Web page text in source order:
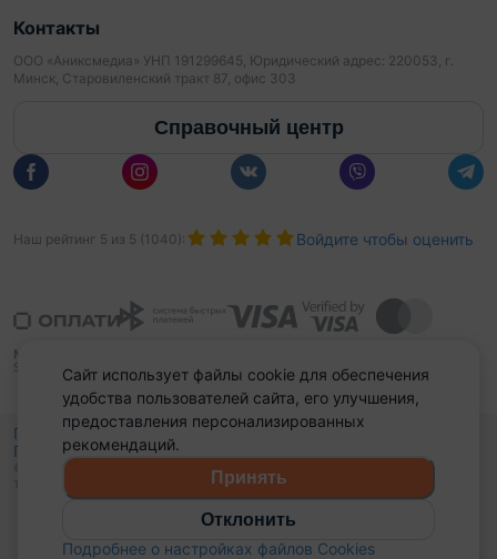
Контакты
ООО «Аниксмедиа» УНП 191299645, Юридический адрес: 220053, г.
Минск, Старовиленский тракт 87, офис 303
Справочный центр
Наш рейтинг 5 из 5 1040): Войдите чтобы оценить
Политика конфиденциальности,
Политика обработки файлов куки
© 2015 - 2026, Domovita.by. Копирование материалов допускается
только при наличии активной ссылки.
Сайт использует файлы cookie для обеспечения
удобства пользователей сайта, его улучшения,
предоставления персонализированных
рекомендаций.
Принять
Отклонить
Подробнее о настройках файлов Cookies